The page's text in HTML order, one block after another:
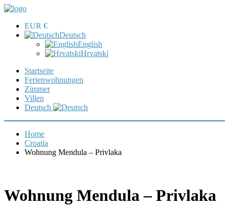
EUR €
Deutsch
English
Hrvatski
Startseite
Ferienwohnungen
Zimmer
Villen
Deutsch
Home
Croatia
Wohnung Mendula – Privlaka
Wohnung Mendula – Privlaka